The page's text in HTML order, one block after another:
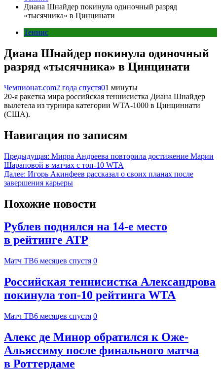
Диана Шнайдер покинула одиночный разряд
«тысячника» в Цинцинати
Теннис
Диана Шнайдер покинула одиночный
разряд «тысячника» в Цинцинати
Чемпионат.com2 года спустя01 минуты
20-я ракетка мира российская теннисистка Диана Шнайдер
вылетела из турнира категории WTA-1000 в Цинциннати
(США).
Навигация по записям
Предыдущая: Мирра Андреева повторила достижение Марии
Шараповой в матчах с топ-10 WTA
Далее: Игорь Акинфеев рассказал о своих планах после
завершения карьеры
Похожие новости
Рублев поднялся на 14‑е место
в рейтинге ATP
Матч ТВ6 месяцев спустя 0
Российская теннисистка Александрова
покинула топ‑10 рейтинга WTA
Матч ТВ6 месяцев спустя 0
Алекс де Минор обратился к Оже-
Альяссиму после финального матча
в Роттердаме